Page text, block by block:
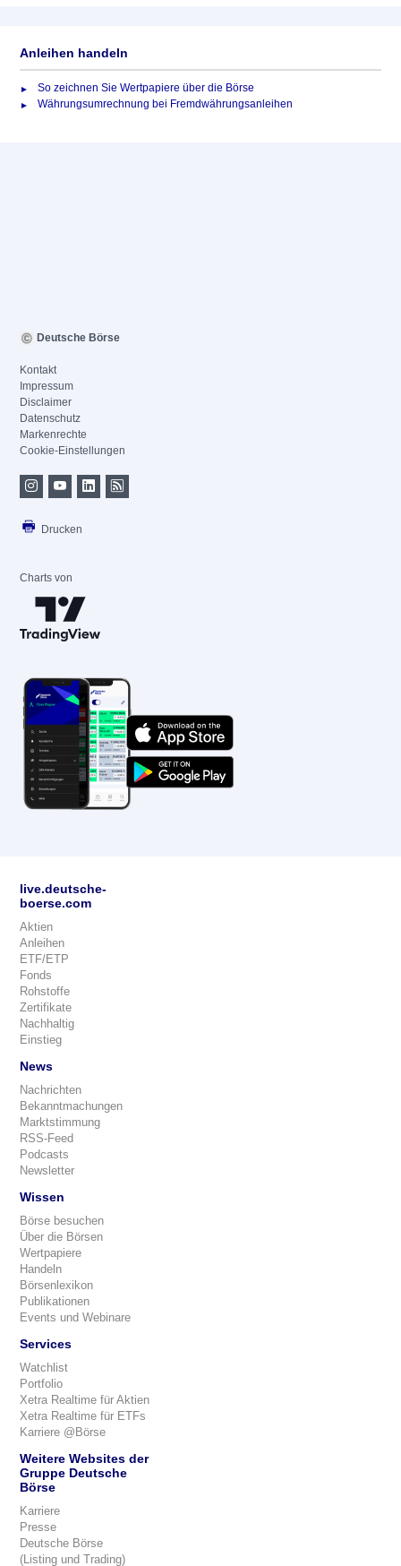
Anleihen handeln
So zeichnen Sie Wertpapiere über die Börse
Währungsumrechnung bei Fremdwährungsanleihen
Deutsche Börse
Kontakt
Impressum
Disclaimer
Datenschutz
Markenrechte
Cookie-Einstellungen
Drucken
Charts von
live.deutsche-
boerse.com
Aktien
Anleihen
ETF/ETP
Fonds
Rohstoffe
Zertifikate
Nachhaltig
Einstieg
News
Nachrichten
Bekanntmachungen
Marktstimmung
RSS-Feed
Podcasts
Newsletter
Wissen
Börse besuchen
Über die Börsen
Wertpapiere
Handeln
Börsenlexikon
Publikationen
Events und Webinare
Services
Watchlist
Portfolio
Xetra Realtime für Aktien
Xetra Realtime für ETFs
Karriere @Börse
Weitere Websites der
Gruppe Deutsche
Börse
Karriere
Presse
Deutsche Börse
(Listing und Trading)